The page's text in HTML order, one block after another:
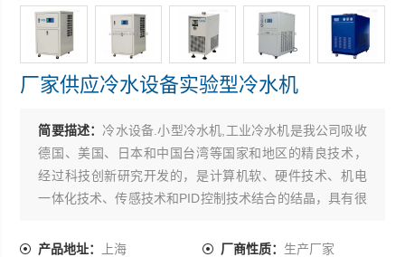
厂家供应冷水设备实验型冷水机
简要描述： 冷水设备.小型冷水机,工业冷水机是我公司吸收
德国、美国、日本和中国台湾等国家和地区的精良技术，
经过科技创新研究开发的，是计算机软、硬件技术、机电
一体化技术、传感技术和PID控制技术结合的结晶，具有很
验型冷水机
产品地址： 上海 厂商性质： 生产厂家